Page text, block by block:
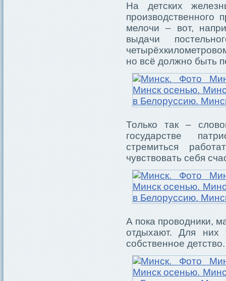
На детских
мелочи – вот,
выдачи
но всё должно быть
Только так –
государстве
стремиться
чувствовать себя
А пока проводники,
отдыхают. Для них
собственное детство.